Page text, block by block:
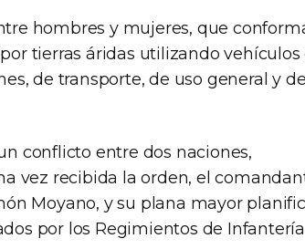
hombres y mujeres, que
tierras áridas utilizando vehículos
de transporte, de uso general y de
conflicto entre dos naciones,
vez recibida la orden, el
Moyano, y su plana mayor
por los Regimientos de Infantería